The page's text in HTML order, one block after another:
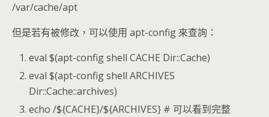
/var/cache/apt
但是若有被修改，可以使用 apt-config 來查詢：
eval $(apt-config shell CACHE Dir::Cache)
eval $(apt-config shell ARCHIVES
Dir::Cache::archives)
echo /${CACHE}/${ARCHIVES} # 可以看到完整